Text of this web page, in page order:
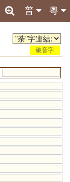
粵
普
破音字